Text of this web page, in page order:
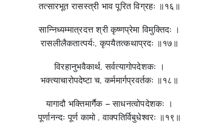
तत्सारभूत रासस्त्री भाव पूरित विग्रहः ॥१६॥
सान्निध्यम्मात्रदत्त श्री कृष्णप्रेमा विमुक्तिदः ।
रासलीलैकतात्पर्यः, कृपयैतत्कथाप्रदः ॥१७॥
विरहानुभवैकार्थ, सर्वत्यागोपदेशकः ।
भक्त्याचारोपदेष्टा च, कर्ममार्गप्रवर्तकः ॥१८॥
यागादौ भक्तिमार्गैक – साधनत्वोपदेशकः ।
पूर्णानन्दः पूर्ण कामो , वाक्पतिर्विबुधेश्वरः ॥१९॥